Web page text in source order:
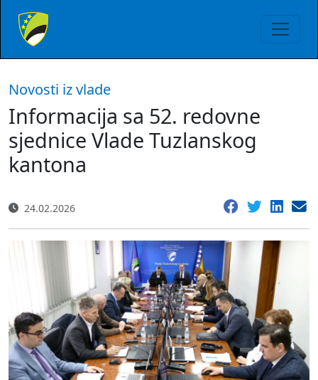
Novosti iz vlade
Informacija sa 52. redovne
sjednice Vlade Tuzlanskog
kantona
24.02.2026